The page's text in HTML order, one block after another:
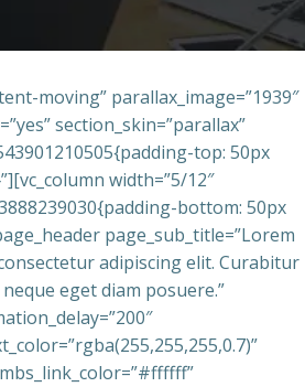
moving” parallax_image=”1939″
section_skin=”parallax”
top: 50px
width=”5/12″
bottom: 50px
page_sub_title=”Lorem
adipiscing elit. Curabitur
eget diam posuere.”